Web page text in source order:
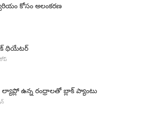
కోసం అలంకరణ
థియేటర్
ఉన్న రంధ్రాలతో బ్లాక్ ప్యాంటు